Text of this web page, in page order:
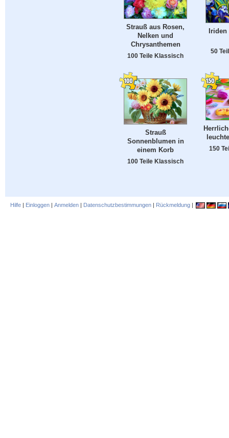
Strauß aus Rosen,
Nelken und
Chrysanthemen
100 Teile Klassisch
50
Strauß
Sonnenblumen in
einem Korb
100 Teile Klassisch
150
Hilfe | Einloggen | Anmelden | Datenschutzbestimmungen | Rückmeldung |